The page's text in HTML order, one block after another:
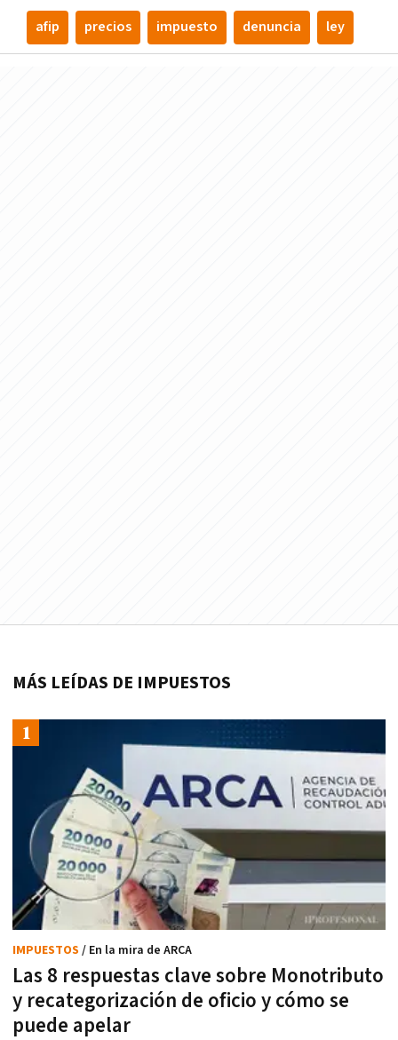
afip precios impuesto denuncia ley
MÁS LEÍDAS DE IMPUESTOS
Las 8 respuestas clave sobre Monotributo
y recategorización de oficio y cómo se
puede apelar
IMPUESTOS / En la mira de ARCA